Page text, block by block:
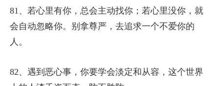
81、若心里有你，总会主动找你；若心里没你，就
会自动忽略你。别拿尊严，去追求一个不爱你的
人。
82、遇到恶心事，你要学会淡定和从容，这个世界